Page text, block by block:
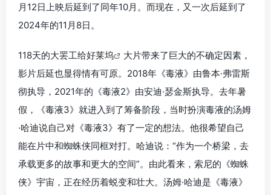
月12日上映后延到了同年10月。而现在，又一次后延到了
2024年的11月8日。
118天的大罢工给好莱坞
大片带来了巨大的不确定因素，
影片后延也显得情有可原。2018年《毒液》由鲁本·弗雷斯
彻执导，2021年的《毒液2》由安迪·瑟金斯执导。去年暑
假，《毒液3》就进入到了筹备阶段，当时扮演毒液的汤姆
·哈迪说自己对《毒液3》有了一定的想法。他很希望自己
能在片中和蜘蛛侠同框对打。哈迪说：“作为一个桥梁，去
承载更多的故事和更大的空间”。由此看来，索尼的《蜘蛛
侠》宇宙，正在经历着蜕变和壮大。汤姆·哈迪是《毒液》